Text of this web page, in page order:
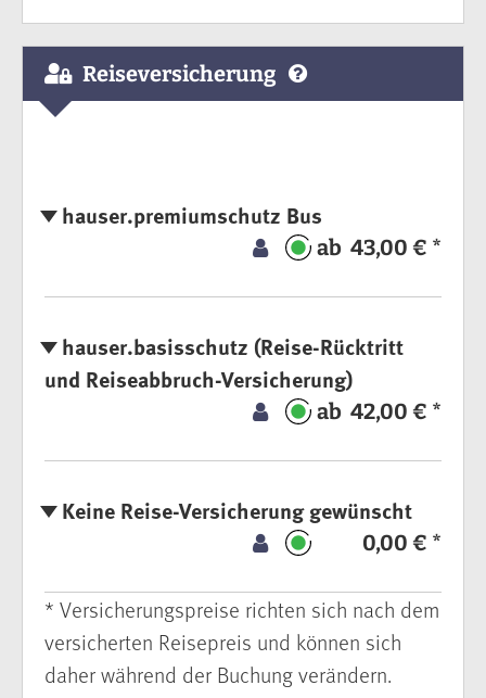
Reiseversicherung
hauser.premiumschutz Bus
ab 43,00 € *
hauser.basisschutz (Reise-Rücktritt
und Reiseabbruch-Versicherung)
ab 42,00 € *
Keine Reise-Versicherung gewünscht
0,00 € *
* Versicherungspreise richten sich nach dem
versicherten Reisepreis und können sich
daher während der Buchung verändern.